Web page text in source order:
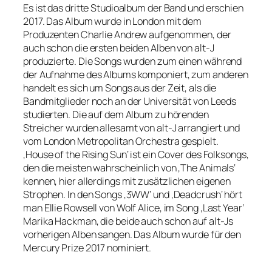
Es ist das dritte Studioalbum der Band und erschien
2017. Das Album wurde in London mit dem
Produzenten Charlie Andrew aufgenommen, der
auch schon die ersten beiden Alben von alt-J
produzierte. Die Songs wurden zum einen während
der Aufnahme des Albums komponiert, zum anderen
handelt es sich um Songs aus der Zeit, als die
Bandmitglieder noch an der Universität von Leeds
studierten. Die auf dem Album zu hörenden
Streicher wurden allesamt von alt-J arrangiert und
vom London Metropolitan Orchestra gespielt.
‚House of the Rising Sun‘ ist ein Cover des Folksongs,
den die meisten wahrscheinlich von ‚The Animals‘
kennen, hier allerdings mit zusätzlichen eigenen
Strophen. In den Songs ‚3WW‘ und ‚Deadcrush‘ hört
man Ellie Rowsell von Wolf Alice, im Song ‚Last Year‘
Marika Hackman, die beide auch schon auf alt-Js
vorherigen Alben sangen. Das Album wurde für den
Mercury Prize 2017 nominiert.